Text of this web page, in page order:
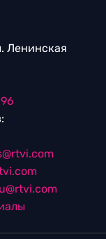
Ленинская